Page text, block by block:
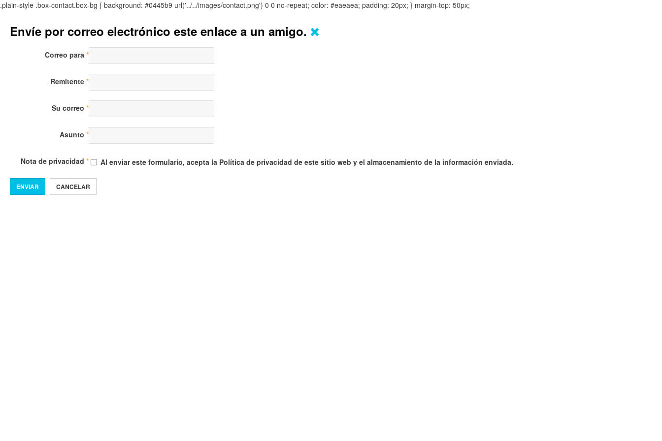
.plain-style .box-contact.box-bg { background: #0445b9 url('../../images/contact.png') 0 0 no-repeat; color: #eaeaea; padding: 20px; } margin-top: 50px;
Envíe por correo electrónico este enlace a un amigo.
Correo para *
Remitente *
Su correo *
Asunto *
Nota de privacidad * Al enviar este formulario, acepta la Política de privacidad de este sitio web y el almacenamiento de la información enviada.
ENVIAR CANCELAR